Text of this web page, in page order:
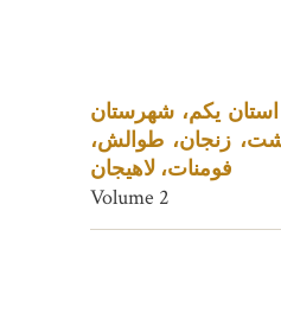
یکم، شهرستان
زنجان، طوالش،
فومنات، لاهیجان
Volume 2